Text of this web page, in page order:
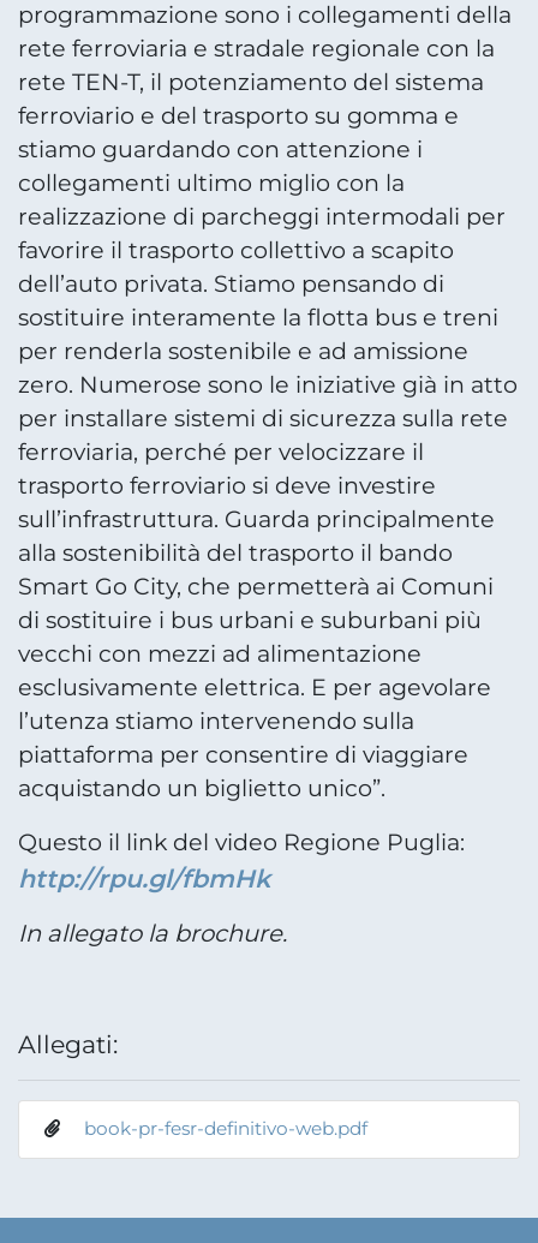
programmazione sono i collegamenti della
rete ferroviaria e stradale regionale con la
rete TEN-T, il potenziamento del sistema
ferroviario e del trasporto su gomma e
stiamo guardando con attenzione i
collegamenti ultimo miglio con la
realizzazione di parcheggi intermodali per
favorire il trasporto collettivo a scapito
dell’auto privata. Stiamo pensando di
sostituire interamente la flotta bus e treni
per renderla sostenibile e ad amissione
zero. Numerose sono le iniziative già in atto
per installare sistemi di sicurezza sulla rete
ferroviaria, perché per velocizzare il
trasporto ferroviario si deve investire
sull’infrastruttura. Guarda principalmente
alla sostenibilità del trasporto il bando
Smart Go City, che permetterà ai Comuni
di sostituire i bus urbani e suburbani più
vecchi con mezzi ad alimentazione
esclusivamente elettrica. E per agevolare
l’utenza stiamo intervenendo sulla
piattaforma per consentire di viaggiare
acquistando un biglietto unico”.
Questo il link del video Regione Puglia:
http://rpu.gl/fbmHk
In allegato la brochure.
Allegati:
book-pr-fesr-definitivo-web.pdf